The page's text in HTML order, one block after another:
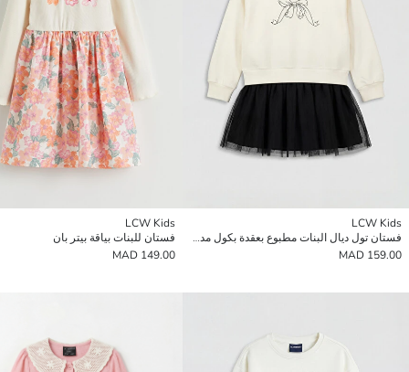
LCW Kids
فستان تول ديال البنات مطبوع بعقدة بكول مدور
159.00 MAD
LCW Kids
فستان للبنات بياقة بيتر بان
149.00 MAD